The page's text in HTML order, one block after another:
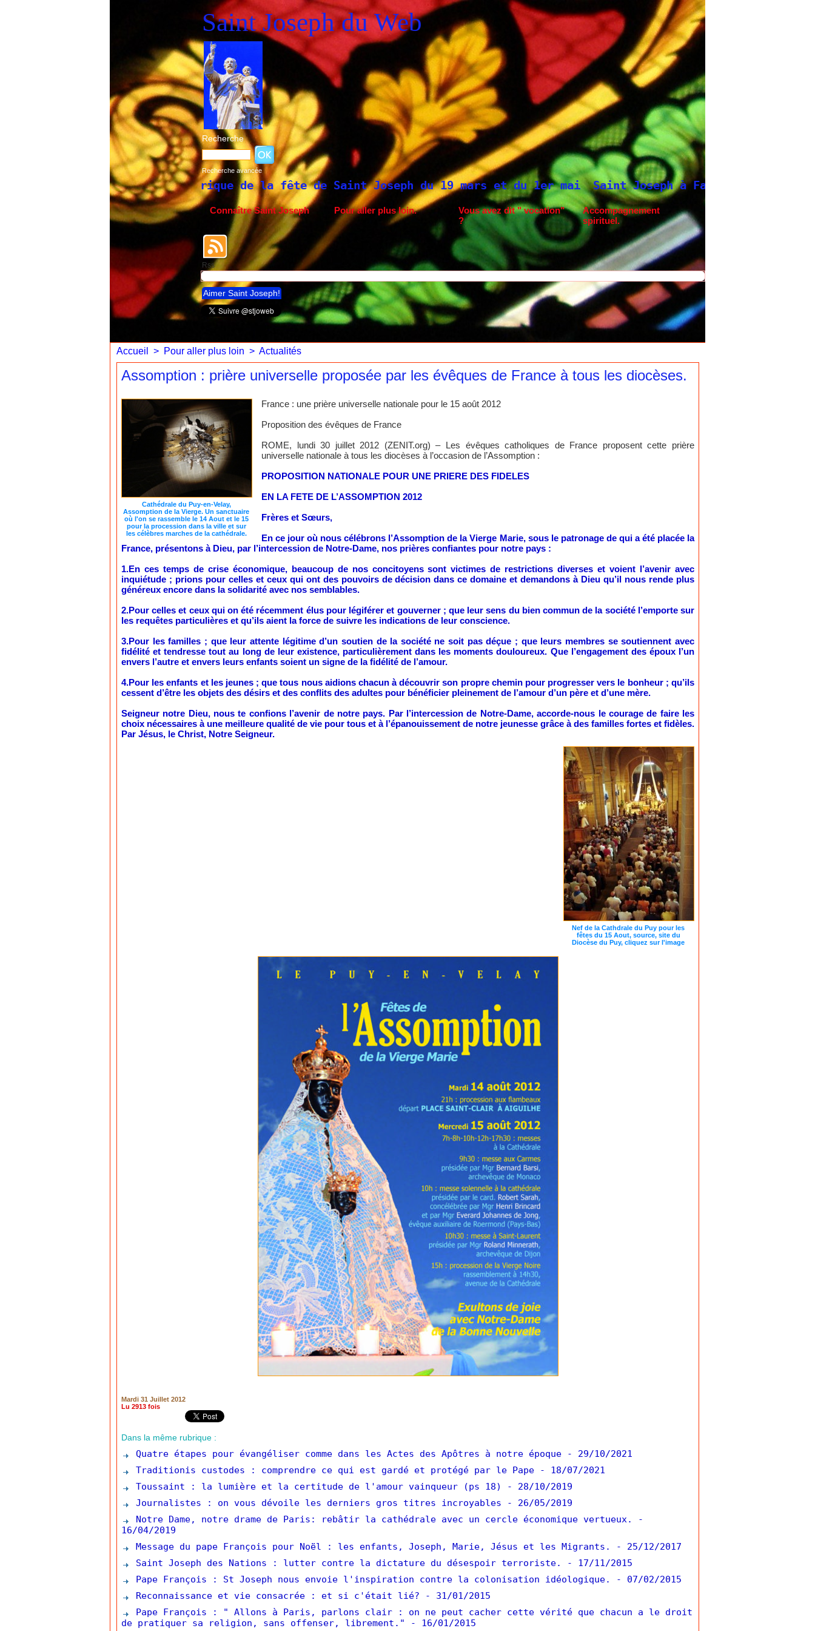
Saint Joseph du Web
Recherche
Recherche avancée
Historique de la fête de Saint Joseph du 19 mars et du 1er mai Saint Joseph à Fatima. Neuvaine à Saint Joseph
Connaître Saint Joseph Pour aller plus loin.
Vous avez dit " vocation"
?
Accompagnement
spirituel.
Rss
Aimer Saint Joseph!
Accueil > Pour aller plus loin > Actualités
Assomption : prière universelle proposée par les évêques de France à tous les diocèses.
Cathédrale du Puy-en-Velay,
Assomption de la Vierge. Un sanctuaire
où l'on se rassemble le 14 Aout et le 15
pour la procession dans la ville et sur
les célèbres marches de la cathédrale.
France : une prière universelle nationale pour le 15 août 2012
Proposition des évêques de France
ROME, lundi 30 juillet 2012 (ZENIT.org) – Les évêques catholiques de France proposent cette prière
universelle nationale à tous les diocèses à l’occasion de l’Assomption :
PROPOSITION NATIONALE POUR UNE PRIERE DES FIDELES
EN LA FETE DE L’ASSOMPTION 2012
Frères et Sœurs,
En ce jour où nous célébrons l’Assomption de la Vierge Marie, sous le patronage de qui a été placée la
France, présentons à Dieu, par l’intercession de Notre-Dame, nos prières confiantes pour notre pays :
1.En ces temps de crise économique, beaucoup de nos concitoyens sont victimes de restrictions diverses et voient l’avenir avec
inquiétude ; prions pour celles et ceux qui ont des pouvoirs de décision dans ce domaine et demandons à Dieu qu’il nous rende plus
généreux encore dans la solidarité avec nos semblables.
2.Pour celles et ceux qui on été récemment élus pour légiférer et gouverner ; que leur sens du bien commun de la société l’emporte sur
les requêtes particulières et qu’ils aient la force de suivre les indications de leur conscience.
3.Pour les familles ; que leur attente légitime d’un soutien de la société ne soit pas déçue ; que leurs membres se soutiennent avec
fidélité et tendresse tout au long de leur existence, particulièrement dans les moments douloureux. Que l’engagement des époux l’un
envers l’autre et envers leurs enfants soient un signe de la fidélité de l’amour.
4.Pour les enfants et les jeunes ; que tous nous aidions chacun à découvrir son propre chemin pour progresser vers le bonheur ; qu’ils
cessent d’être les objets des désirs et des conflits des adultes pour bénéficier pleinement de l’amour d’un père et d’une mère.
Seigneur notre Dieu, nous te confions l’avenir de notre pays. Par l’intercession de Notre-Dame, accorde-nous le courage de faire les
choix nécessaires à une meilleure qualité de vie pour tous et à l’épanouissement de notre jeunesse grâce à des familles fortes et fidèles.
Par Jésus, le Christ, Notre Seigneur.
Nef de la Cathdrale du Puy pour les
fêtes du 15 Aout, source, site du
Diocèse du Puy, cliquez sur l'image
Mardi 31 Juillet 2012
Lu 2913 fois
Dans la même rubrique :
Quatre étapes pour évangéliser comme dans les Actes des Apôtres à notre époque
- 29/10/2021
Traditionis custodes : comprendre ce qui est gardé et protégé par le Pape
- 18/07/2021
Toussaint : la lumière et la certitude de l'amour vainqueur (ps 18)
- 28/10/2019
Journalistes : on vous dévoile les derniers gros titres incroyables
- 26/05/2019
Notre Dame, notre drame de Paris: rebâtir la cathédrale avec un cercle économique vertueux.
-
16/04/2019
Message du pape François pour Noël : les enfants, Joseph, Marie, Jésus et les Migrants.
- 25/12/2017
Saint Joseph des Nations : lutter contre la dictature du désespoir terroriste.
- 17/11/2015
Pape François : St Joseph nous envoie l'inspiration contre la colonisation idéologique.
- 07/02/2015
Reconnaissance et vie consacrée : et si c'était lié?
- 31/01/2015
Pape François : " Allons à Paris, parlons clair : on ne peut cacher cette vérité que chacun a le droit
de pratiquer sa religion, sans offenser, librement."
- 16/01/2015